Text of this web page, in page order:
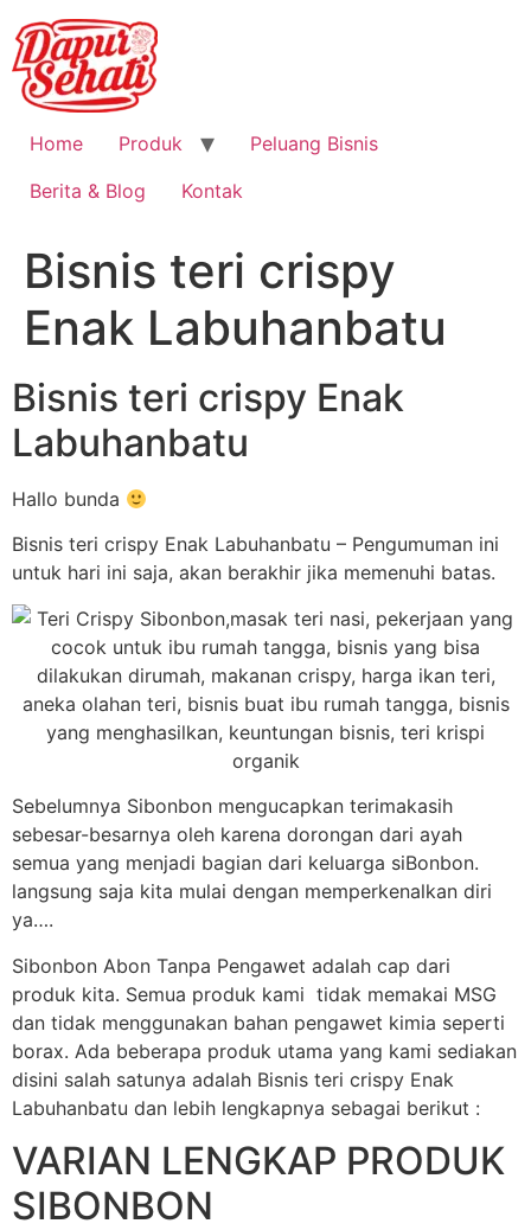
Home Produk
Peluang Bisnis
Berita & Blog
Kontak
Bisnis teri crispy
Enak Labuhanbatu
Bisnis teri crispy Enak
Labuhanbatu
Hallo bunda
Bisnis teri crispy Enak Labuhanbatu – Pengumuman ini
untuk hari ini saja, akan berakhir jika memenuhi batas.
Sebelumnya Sibonbon mengucapkan terimakasih
sebesar-besarnya oleh karena dorongan dari ayah
semua yang menjadi bagian dari keluarga siBonbon.
langsung saja kita mulai dengan memperkenalkan diri
ya….
Sibonbon Abon Tanpa Pengawet adalah cap dari
produk kita. Semua produk kami tidak memakai MSG
dan tidak menggunakan bahan pengawet kimia seperti
borax. Ada beberapa produk utama yang kami sediakan
disini salah satunya adalah Bisnis teri crispy Enak
Labuhanbatu dan lebih lengkapnya sebagai berikut :
VARIAN LENGKAP PRODUK
SIBONBON